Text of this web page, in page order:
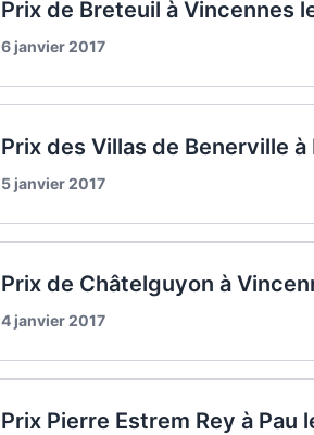
Prix de Breteuil à Vincennes
6 janvier 2017
Prix des Villas de Benerville
5 janvier 2017
Prix de Châtelguyon à
4 janvier 2017
Prix Pierre Estrem Rey à Pau